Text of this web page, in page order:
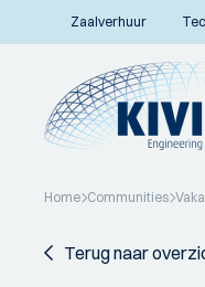
Zaalverhuur
Home Communities
Terug naar